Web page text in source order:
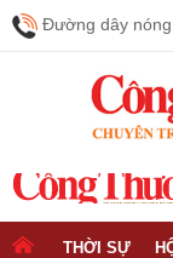
Đường dây
THỜI SỰ